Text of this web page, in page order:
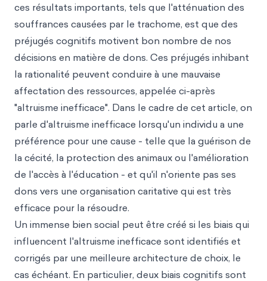
ces résultats importants, tels que l'atténuation des
souffrances causées par le trachome, est que des
préjugés cognitifs motivent bon nombre de nos
décisions en matière de dons. Ces préjugés inhibant
la rationalité peuvent conduire à une mauvaise
affectation des ressources, appelée ci-après
"altruisme inefficace". Dans le cadre de cet article, on
parle d'altruisme inefficace lorsqu'un individu a une
préférence pour une cause - telle que la guérison de
la cécité, la protection des animaux ou l'amélioration
de l'accès à l'éducation - et qu'il n'oriente pas ses
dons vers une organisation caritative qui est très
efficace pour la résoudre.
Un immense bien social peut être créé si les biais qui
influencent l'altruisme inefficace sont identifiés et
corrigés par une meilleure architecture de choix, le
cas échéant. En particulier, deux biais cognitifs sont